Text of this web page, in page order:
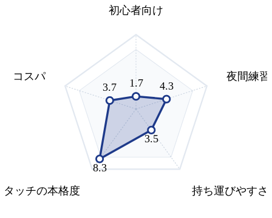
1.7 4.3
3.5
8.3
3.7
初心者向け
夜間練
持ち運びやすさ
タッチの本格度
コスパ